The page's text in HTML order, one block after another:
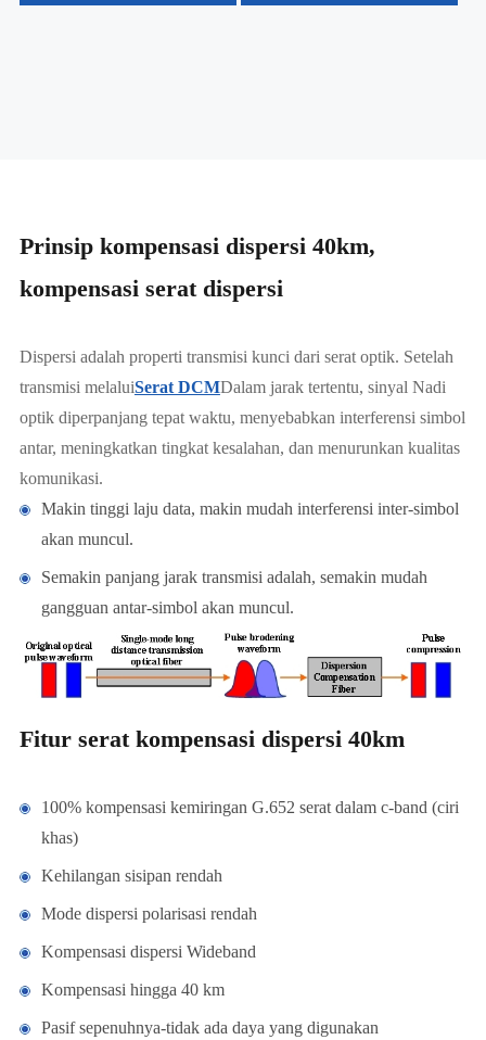
Prinsip kompensasi dispersi 40km,
kompensasi serat dispersi
Dispersi adalah properti transmisi kunci dari serat optik. Setelah
transmisi melaluiSerat DCMDalam jarak tertentu, sinyal Nadi
optik diperpanjang tepat waktu, menyebabkan interferensi simbol
antar, meningkatkan tingkat kesalahan, dan menurunkan kualitas
komunikasi.
Makin tinggi laju data, makin mudah interferensi inter-simbol
akan muncul.
Semakin panjang jarak transmisi adalah, semakin mudah
gangguan antar-simbol akan muncul.
Fitur serat kompensasi dispersi 40km
100% kompensasi kemiringan G.652 serat dalam c-band (ciri
khas)
Kehilangan sisipan rendah
Mode dispersi polarisasi rendah
Kompensasi dispersi Wideband
Kompensasi hingga 40 km
Pasif sepenuhnya-tidak ada daya yang digunakan